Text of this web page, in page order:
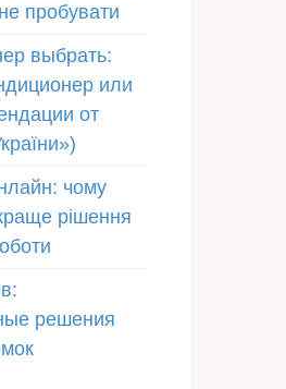
пробувати
выбрать:
или
от
чому
рішення
решения